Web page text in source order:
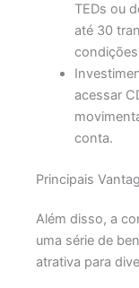
TEDs ou
até 30
acessar
conta.
Principais
Além disso, a
uma série de
atrativa para